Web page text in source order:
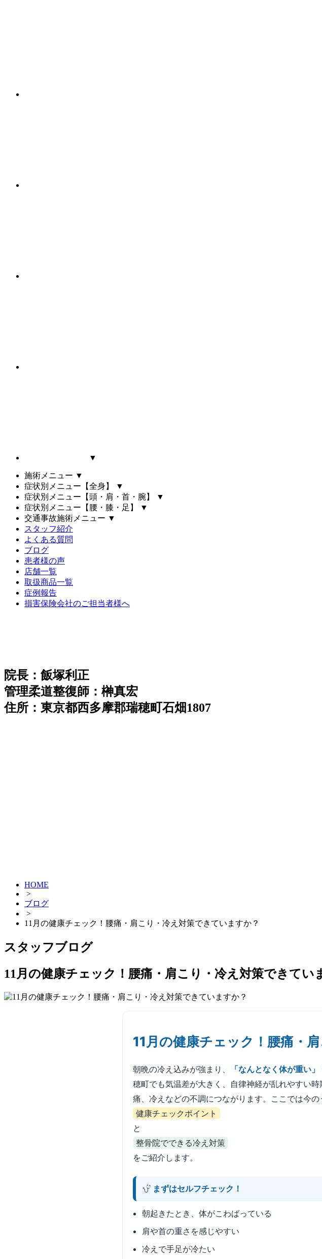
▼
施術メニュー ▼
症状別メニュー【全身】
▼
症状別メニュー【頭・肩・首・腕】
▼
症状別メニュー【腰・膝・足】
▼
交通事故施術メニュー ▼
スタッフ紹介
よくある質問
ブログ
患者様の声
店舗一覧
取扱商品一覧
症例報告
損害保険会社のご担当者様へ
院長：飯塚利正
管理柔道整復師：榊真宏
住所：東京都西多摩郡瑞穂町石畑1807
HOME
>
ブログ
>
11月の健康チェック！腰痛・肩こり・冷え対策できていますか？
スタッフブログ
11月の健康チェック！腰痛・肩こり・冷え対策できてい
11月の健康チェック！腰痛・
朝晩の冷え込みが強まり、 「なんとなく体が重い
穂町でも気温差が大きく、自律神経が乱れやすい
痛、冷えなどの不調につながります。ここでは今
健康チェックポイント
と
整骨院でできる冷え対策
をご紹介します。
まずはセルフチェック！
朝起きたとき、体がこわばっている
肩や首の重さを感じやすい
冷えで手足が冷たい